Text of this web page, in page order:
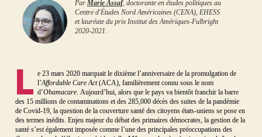
Par Marie Assaf, doctorante en études politiques au
Centre d'Études Nord Américaines (CENA), EHESS
et lauréate du prix Institut des Amériques-Fulbright
2020-2021.
L e 23 mars 2020 marquait le dixième l’anniversaire de la promulgation de
l’Affordable Care Act(ACA), familièrement connu sous le nom
d’Obamacare. Aujourd’hui, alors que le pays va bientôt franchir la barre
des 15 millions de contaminations et des 285,000 décès des suites de la pandémie
de Covid-19, la question de la couverture santé des citoyens états-uniens se pose en
des termes inédits. Enjeu majeur du débat des primaires démocrates, la gestion de la
santé s’est également imposée comme l’une des principales préoccupations des